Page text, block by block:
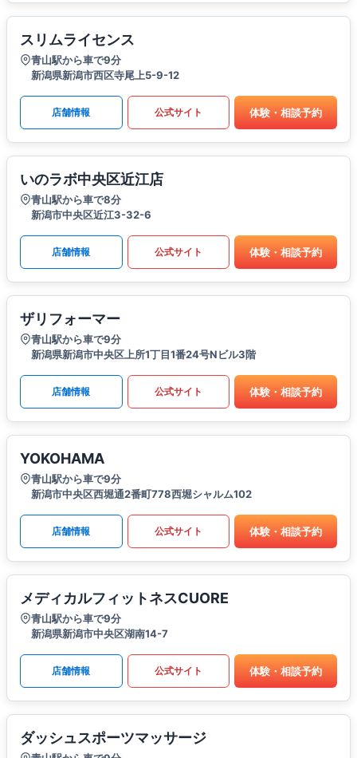
スリムライセンス
青山駅から車で9分
新潟県新潟市西区寺尾上5-9-12
店舗情報 公式サイト 体験・相談予約
いのラボ中央区近江店
青山駅から車で8分
新潟市中央区近江3-32-6
店舗情報 公式サイト 体験・相談予約
ザリフォーマー
青山駅から車で9分
新潟県新潟市中央区上所1丁目1番24号Nビル3階
店舗情報 公式サイト 体験・相談予約
YOKOHAMA
青山駅から車で9分
新潟市中央区西堀通2番町778西堀シャルム102
店舗情報 公式サイト 体験・相談予約
メディカルフィットネスCUORE
青山駅から車で9分
新潟県新潟市中央区湖南14-7
店舗情報 公式サイト 体験・相談予約
ダッシュスポーツマッサージ